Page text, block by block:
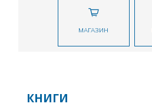
КНИГИ
МАГАЗИН